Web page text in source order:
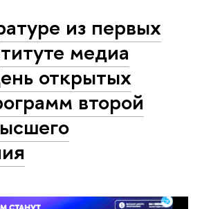
из первых
медиа
открытых
второй